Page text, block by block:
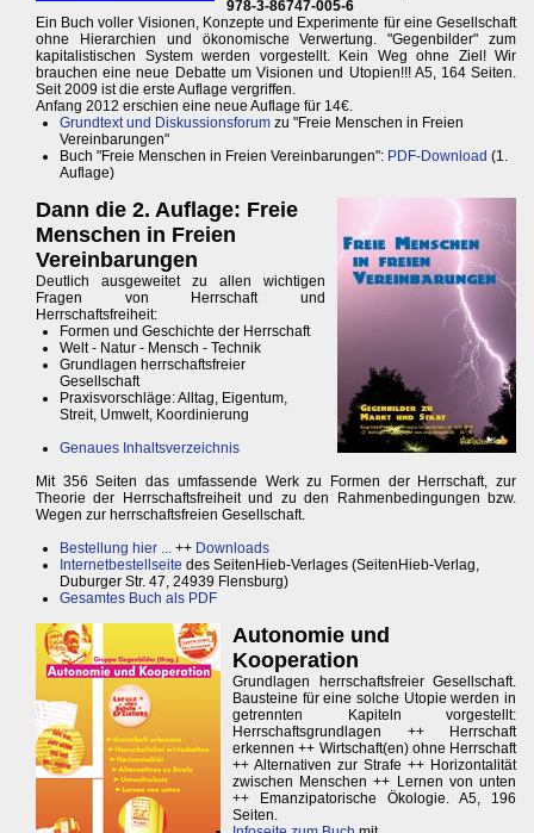
978-3-86747-005-6
Ein Buch voller Visionen, Konzepte und Experimente für eine Gesellschaft
ohne Hierarchien und ökonomische Verwertung. "Gegenbilder" zum
kapitalistischen System werden vorgestellt. Kein Weg ohne Ziel! Wir
brauchen eine neue Debatte um Visionen und Utopien!!! A5, 164 Seiten.
Seit 2009 ist die erste Auflage vergriffen.
Anfang 2012 erschien eine neue Auflage für 14€.
Grundtext und Diskussionsforum zu "Freie Menschen in Freien
Vereinbarungen"
Buch "Freie Menschen in Freien Vereinbarungen": PDF-Download (1.
Auflage)
Dann die 2. Auflage: Freie
Menschen in Freien
Vereinbarungen
Deutlich ausgeweitet zu allen wichtigen
Fragen von Herrschaft und
Herrschaftsfreiheit:
Formen und Geschichte der Herrschaft
Welt - Natur - Mensch - Technik
Grundlagen herrschaftsfreier
Gesellschaft
Praxisvorschläge: Alltag, Eigentum,
Streit, Umwelt, Koordinierung
Genaues Inhaltsverzeichnis
Mit 356 Seiten das umfassende Werk zu Formen der Herrschaft, zur
Theorie der Herrschaftsfreiheit und zu den Rahmenbedingungen bzw.
Wegen zur herrschaftsfreien Gesellschaft.
Bestellung hier ... ++ Downloads
Internetbestellseite des SeitenHieb-Verlages (SeitenHieb-Verlag,
Duburger Str. 47, 24939 Flensburg)
Gesamtes Buch als PDF
Autonomie und
Kooperation
Grundlagen herrschaftsfreier Gesellschaft.
Bausteine für eine solche Utopie werden in
getrennten Kapiteln vorgestellt:
Herrschaftsgrundlagen ++ Herrschaft
erkennen ++ Wirtschaft(en) ohne Herrschaft
++ Alternativen zur Strafe ++ Horizontalität
zwischen Menschen ++ Lernen von unten
++ Emanzipatorische Ökologie. A5, 196
Seiten.